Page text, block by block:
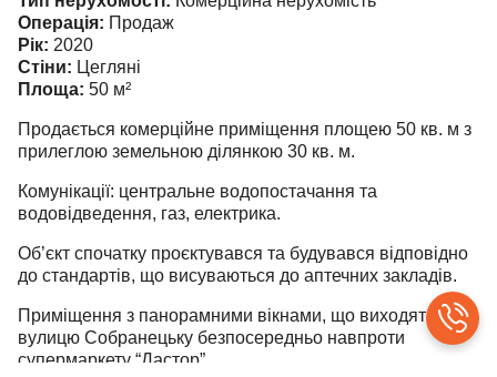
Операція: Продаж
Рік: 2020
Стіни: Цегляні
Площа: 50 м²
Продається комерційне приміщення площею 50 кв. м з
прилеглою земельною ділянкою 30 кв. м.
Комунікації: центральне водопостачання та
водовідведення, газ, електрика.
Об’єкт спочатку проєктувався та будувався відповідно
до стандартів, що висуваються до аптечних закладів.
Приміщення з панорамними вікнами, що виходять на
вулицю Собранецьку безпосередньо навпроти
супермаркету “Дастор”.